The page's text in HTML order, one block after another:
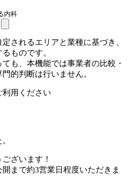
内科
されるエリアと業種に基づき、
ものです。
も、本機能では事業者の比較・
的判断は行いません。
利用ください
ざいます！
まで約3営業日程度いただきま